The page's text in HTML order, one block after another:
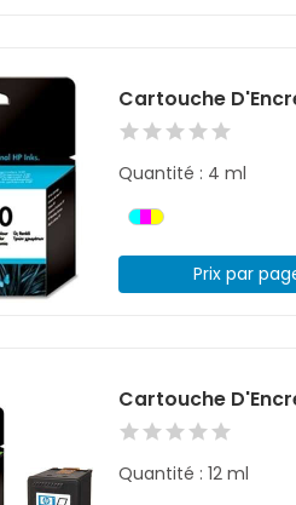
Cartouche
Quantité : 4 ml
Prix par
Cartouche
Quantité : 12 ml